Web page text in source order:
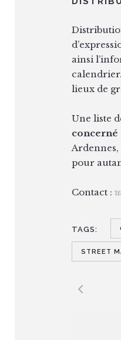
ainsi
calendrier.
lieux de
Une liste
concerné
pour
Contact :
TAGS:
STREET